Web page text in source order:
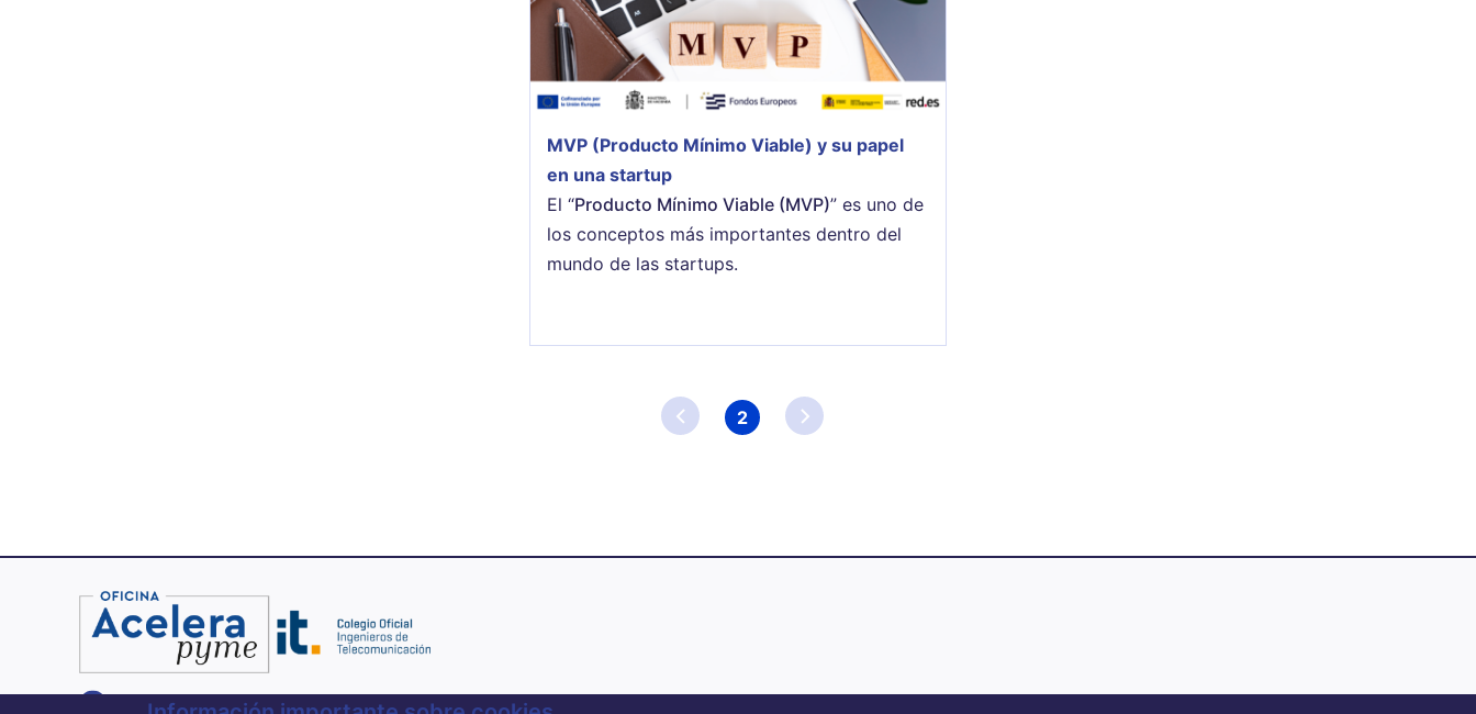
MVP (Producto Mínimo Viable) y su papel
en una startup
El “Producto Mínimo Viable (MVP)” es uno de
los conceptos más importantes dentro del
mundo de las startups.
Página
2
900 701 151